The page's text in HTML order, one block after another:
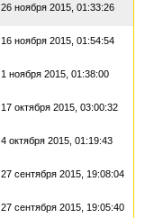
26 ноября 2015, 01:33:26
16 ноября 2015, 01:54:54
1 ноября 2015, 01:38:00
17 октября 2015, 03:00:32
4 октября 2015, 01:19:43
27 сентября 2015, 19:08:04
27 сентября 2015, 19:05:40